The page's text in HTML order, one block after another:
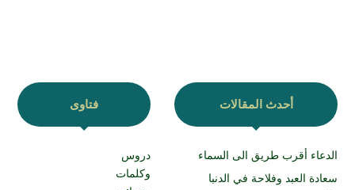
أحدث المقالات
الدعاء أقرب طريق الى السماء
سعادة العبد وفلاحة في الدنبا
فتاوى
دروس
وكلمات